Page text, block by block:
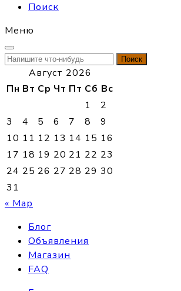
Поиск
Меню
Найти:
Август 2026
Пн Вт Ср Чт Пт Сб Вс
1
2
3
4 5 6 7 8
9
10 11 12 13 14 15 16
17 18 19 20 21 22 23
24 25 26 27 28 29 30
31
« Мар
Блог
Объявления
Магазин
FAQ